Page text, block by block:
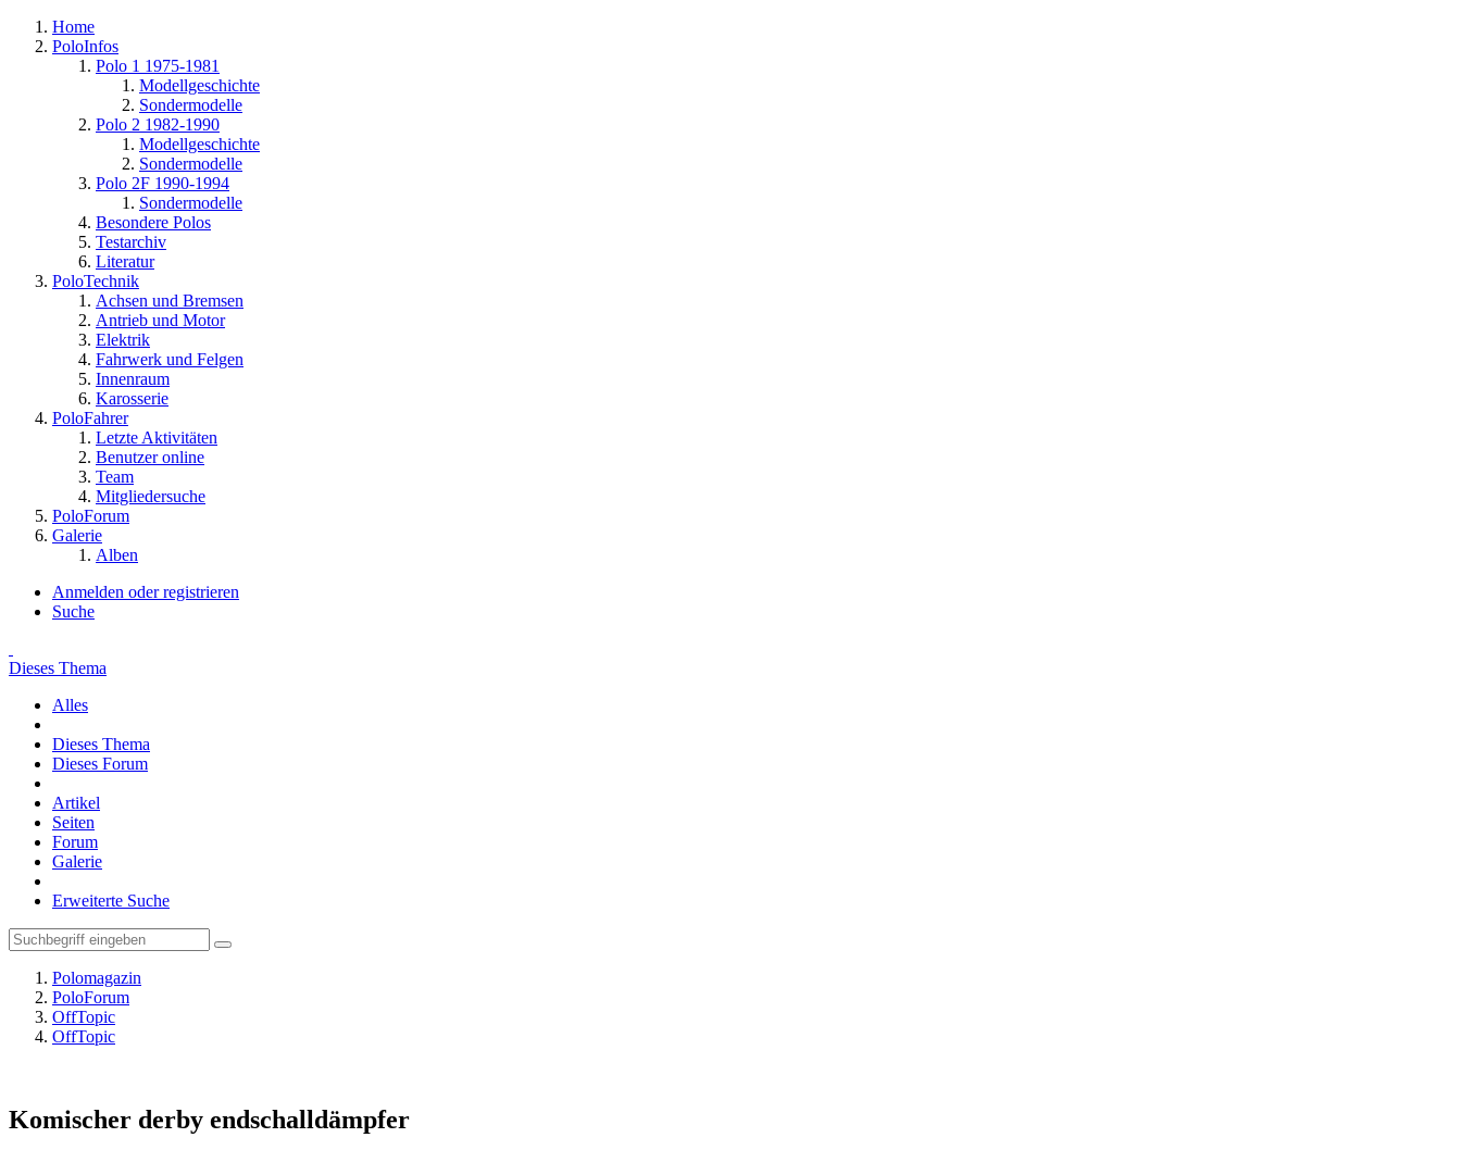
Home
PoloInfos
Polo 1 1975-1981
Modellgeschichte
Sondermodelle
Polo 2 1982-1990
Modellgeschichte
Sondermodelle
Polo 2F 1990-1994
Sondermodelle
Besondere Polos
Testarchiv
Literatur
PoloTechnik
Achsen und Bremsen
Antrieb und Motor
Elektrik
Fahrwerk und Felgen
Innenraum
Karosserie
PoloFahrer
Letzte Aktivitäten
Benutzer online
Team
Mitgliedersuche
PoloForum
Galerie
Alben
Anmelden oder registrieren
Suche
Dieses Thema
Alles
Dieses Thema
Dieses Forum
Artikel
Seiten
Forum
Galerie
Erweiterte Suche
Polomagazin
PoloForum
OffTopic
OffTopic
Komischer derby endschalldämpfer